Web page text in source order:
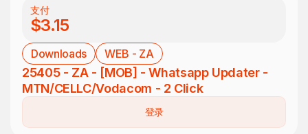
支付
$3.15
Downloads WEB - ZA
25405 - ZA - [MOB] - Whatsapp Updater -
MTN/CELLC/Vodacom - 2 Click
登录